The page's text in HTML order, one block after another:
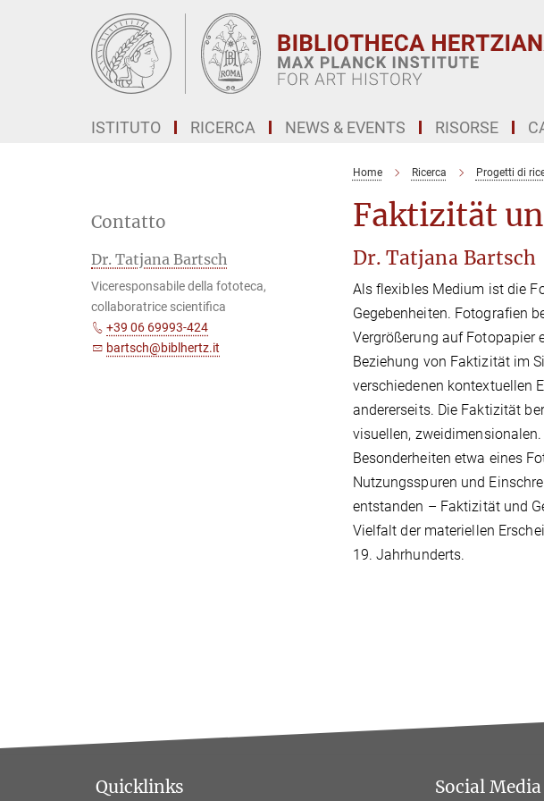
ISTITUTO RICERCA NEWS & EVENTS RISORSE
Home Ricerca Progetti di
Faktizität
Dr. Tatjana Bartsch
Als flexibles Medium ist die
Gegebenheiten. Fotografien
Vergrößerung auf Fotopapier
Beziehung von Faktizität im
verschiedenen kontextuellen
andererseits. Die Faktizität
visuellen,
Besonderheiten etwa eines
Nutzungsspuren und
entstanden – Faktizität und
Vielfalt der materiellen
19. Jahrhunderts.
Contatto
Dr. Tatjana Bartsch
Viceresponsabile della fototeca,
collaboratrice scientifica
+39 06 69993-424
bartsch@biblhertz.it
Quicklinks Social Media